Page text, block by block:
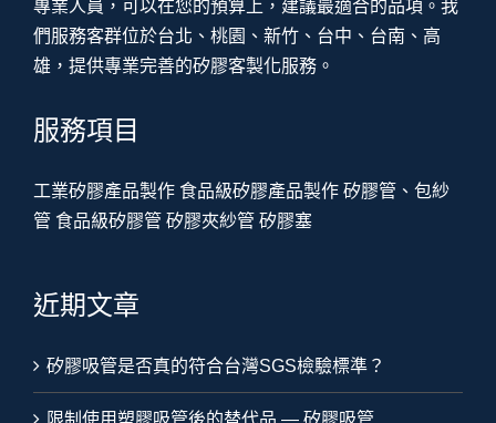
專業人員，可以在您的預算上，建議最適合的品項。我
們服務客群位於台北、桃園、新竹、台中、台南、高
雄，提供專業完善的矽膠客製化服務。
服務項目
工業矽膠產品製作 食品級矽膠產品製作 矽膠管、包紗
管 食品級矽膠管 矽膠夾紗管 矽膠塞
近期文章
矽膠吸管是否真的符合台灣SGS檢驗標準？